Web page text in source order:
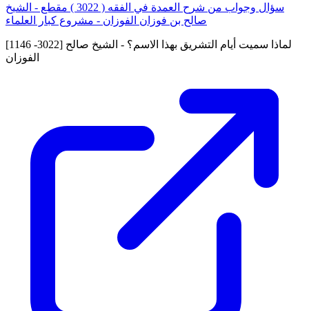
سؤال وجواب من شرح العمدة في الفقه ( 3022 ) مقطع - الشيخ
صالح بن فوزان الفوزان - مشروع كبار العلماء
[1146 -3022] لماذا سميت أيام التشريق بهذا الاسم؟ - الشيخ صالح
الفوزان